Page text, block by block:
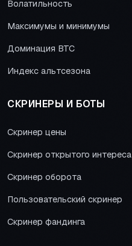
Волатильность
Максимумы и минимумы
Доминация BTC
Индекс альтсезона
СКРИНЕРЫ И БОТЫ
Скринер цены
Скринер открытого интереса
Скринер оборота
Пользовательский скринер
Скринер фандинга